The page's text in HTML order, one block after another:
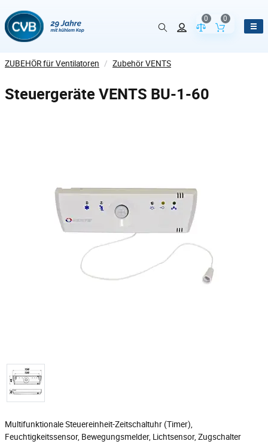
Vergleich der
0
Inhalt des
0
ZUBEHÖR für Ventilatoren / Zubehör VENTS
Steuergeräte VENTS BU-1-60
Multifunktionale Steuereinheit-Zeitschaltuhr (Timer),
Feuchtigkeitssensor, Bewegungsmelder, Lichtsensor, Zugschalter